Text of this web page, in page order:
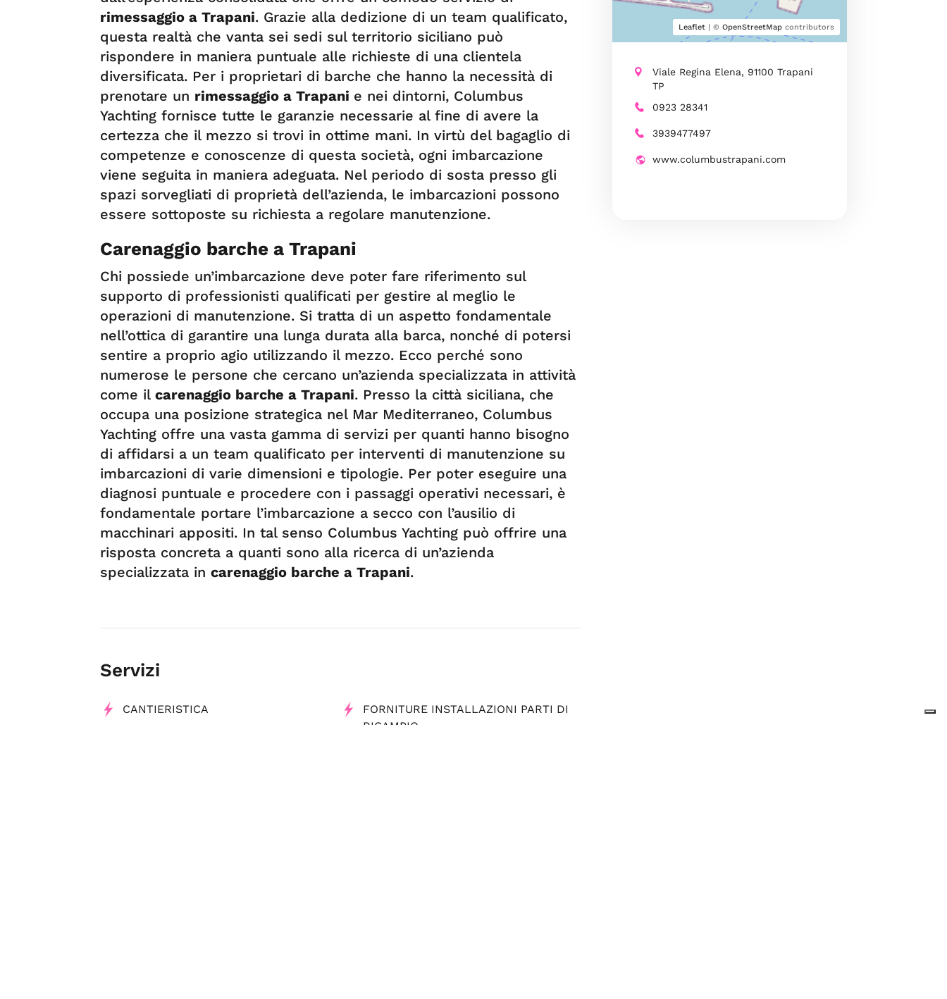
rimessaggio a Trapani. Grazie alla dedizione di un team qualificato,
questa realtà che vanta sei sedi sul territorio siciliano può
rispondere in maniera puntuale alle richieste di una clientela
diversificata. Per i proprietari di barche che hanno la necessità di
prenotare un rimessaggio a Trapani e nei dintorni, Columbus
Yachting fornisce tutte le garanzie necessarie al fine di avere la
certezza che il mezzo si trovi in ottime mani. In virtù del bagaglio di
competenze e conoscenze di questa società, ogni imbarcazione
viene seguita in maniera adeguata. Nel periodo di sosta presso gli
spazi sorvegliati di proprietà dell’azienda, le imbarcazioni possono
essere sottoposte su richiesta a regolare manutenzione.
Carenaggio barche a Trapani
Chi possiede un’imbarcazione deve poter fare riferimento sul
supporto di professionisti qualificati per gestire al meglio le
operazioni di manutenzione. Si tratta di un aspetto fondamentale
nell’ottica di garantire una lunga durata alla barca, nonché di potersi
sentire a proprio agio utilizzando il mezzo. Ecco perché sono
numerose le persone che cercano un’azienda specializzata in attività
come il carenaggio barche a Trapani. Presso la città siciliana, che
occupa una posizione strategica nel Mar Mediterraneo, Columbus
Yachting offre una vasta gamma di servizi per quanti hanno bisogno
di affidarsi a un team qualificato per interventi di manutenzione su
imbarcazioni di varie dimensioni e tipologie. Per poter eseguire una
diagnosi puntuale e procedere con i passaggi operativi necessari, è
fondamentale portare l’imbarcazione a secco con l’ausilio di
macchinari appositi. In tal senso Columbus Yachting può offrire una
risposta concreta a quanti sono alla ricerca di un’azienda
specializzata in carenaggio barche a Trapani.
Servizi
CANTIERISTICA
FORNITURE INSTALLAZIONI PARTI DI
RICAMBIO
Leaflet| © OpenStreetMapcontributors
Viale Regina Elena, 91100 Trapani
TP
0923 28341
3939477497
www.columbustrapani.com